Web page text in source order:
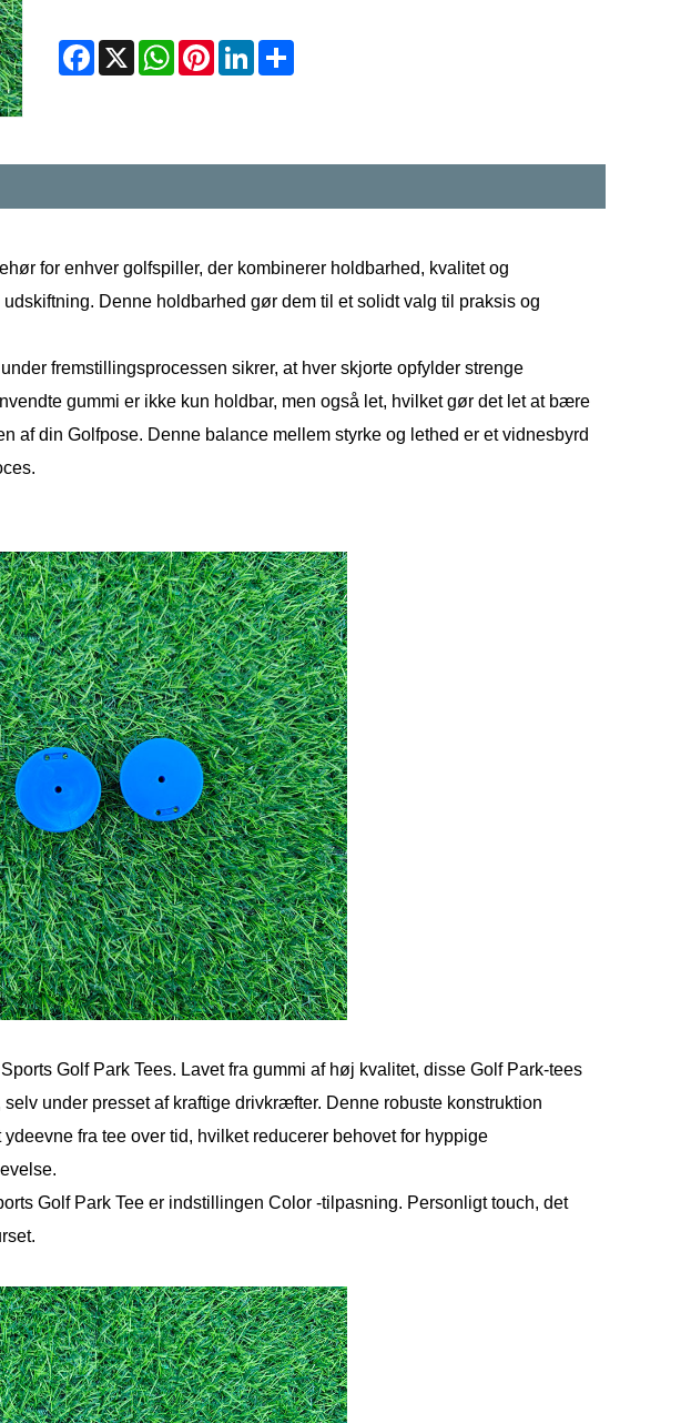
Facebook
X WhatsApp
Pinterest
LinkedIn
for enhver golfspiller, der kombinerer holdbarhed, kvalitet og
Denne holdbarhed gør dem til et solidt valg til praksis og
fremstillingsprocessen sikrer, at hver skjorte opfylder strenge
gummi er ikke kun holdbar, men også let, hvilket gør det let at bære
af ​​din Golfpose. Denne balance mellem styrke og lethed er et vidnesbyrd
Golf Park Tees. Lavet fra gummi af høj kvalitet, disse Golf Park-tees
under presset af kraftige drivkræfter. Denne robuste konstruktion
fra tee over tid, hvilket reducerer behovet for hyppige
Golf Park Tee er indstillingen Color -tilpasning. Personligt touch, det